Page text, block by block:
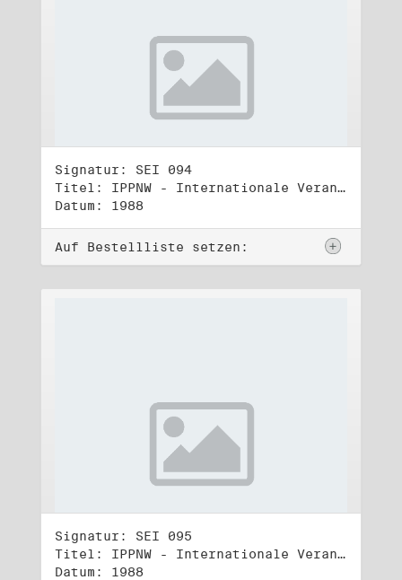
Signatur: SEI 094
Titel: IPPNW - Internationale Veranstaltungen und Tagungen (3)
Datum: 1988
Auf Bestellliste setzen:
Signatur: SEI 095
Titel: IPPNW - Internationale Veranstaltungen und Tagungen (4)
Datum: 1988